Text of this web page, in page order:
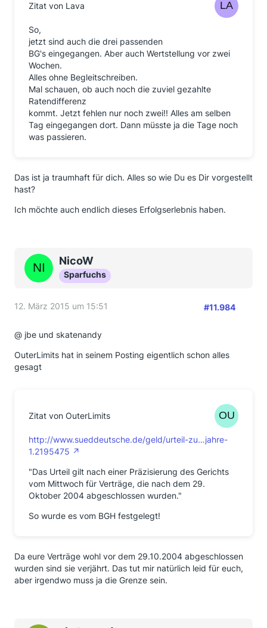
Zitat von Lava
So,
jetzt sind auch die drei passenden
BG's eingegangen. Aber auch Wertstellung vor zwei
Wochen.
Alles ohne Begleitschreiben.
Mal schauen, ob auch noch die zuviel gezahlte
Ratendifferenz
kommt. Jetzt fehlen nur noch zwei!! Alles am selben
Tag eingegangen dort. Dann müsste ja die Tage noch
was passieren.
Das ist ja traumhaft für dich. Alles so wie Du es Dir vorgestellt
hast?
Ich möchte auch endlich dieses Erfolgserlebnis haben.
NicoW
Sparfuchs
12. März 2015 um 15:51 #11.984
@ jbe und skatenandy
OuterLimits hat in seinem Posting eigentlich schon alles
gesagt
Zitat von OuterLimits
http://www.sueddeutsche.de/geld/urteil-zu…jahre-
1.2195475
"Das Urteil gilt nach einer Präzisierung des Gerichts
vom Mittwoch für Verträge, die nach dem 29.
Oktober 2004 abgeschlossen wurden."
So wurde es vom BGH festgelegt!
Da eure Verträge wohl vor dem 29.10.2004 abgeschlossen
wurden sind sie verjährt. Das tut mir natürlich leid für euch,
aber irgendwo muss ja die Grenze sein.